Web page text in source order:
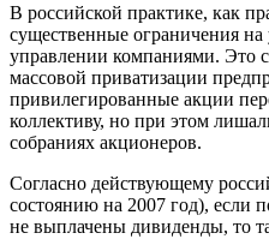
В российской практике, как
существенные ограничения на
управлении компаниями. Это
массовой приватизации
привилегированные акции
коллективу, но при этом
собраниях акционеров.
Согласно действующему
состоянию на 2007 год), если
не выплачены дивиденды, то